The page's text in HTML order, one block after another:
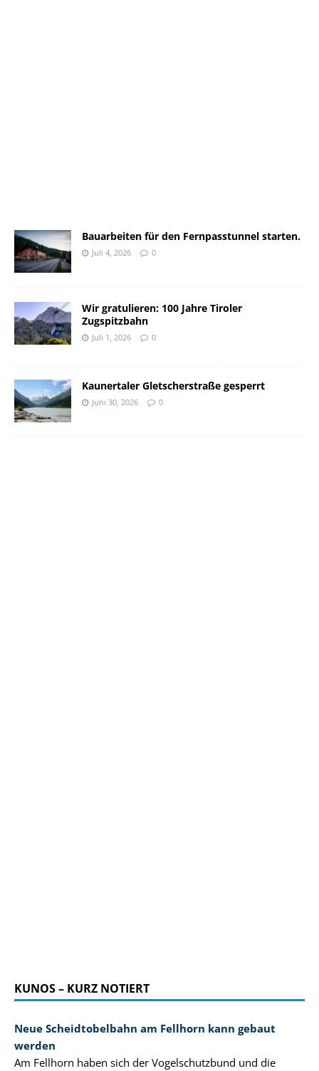
Bauarbeiten für den Fernpasstunnel starten.
Juli 4, 2026 0
Wir gratulieren: 100 Jahre Tiroler
Zugspitzbahn
Juli 1, 2026 0
Kaunertaler Gletscherstraße gesperrt
Juni 30, 2026 0
KUNOS – KURZ NOTIERT
Neue Scheidtobelbahn am Fellhorn kann gebaut
werden
Am Fellhorn haben sich der Vogelschutzbund und die